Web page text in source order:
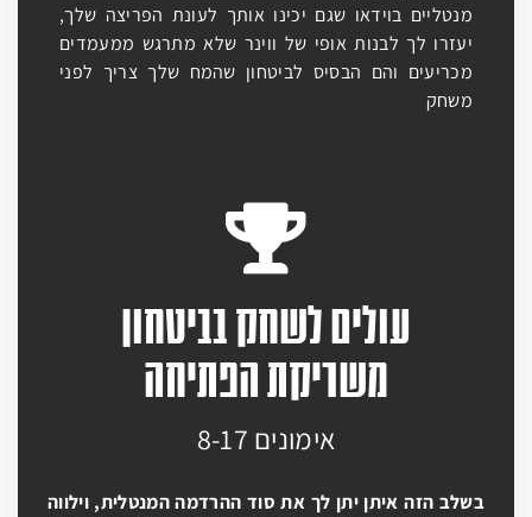
מנטליים בוידאו שגם יכינו אותך לעונת הפריצה שלך,
יעזרו לך לבנות אופי של ווינר שלא מתרגש ממעמדים
מכריעים והם הבסיס לביטחון שהמח שלך צריך לפני
משחק
עולים לשחק בביטחון
משריקת הפתיחה
אימונים 8-17
בשלב הזה איתן יתן לך את סוד ההרדמה המנטלית, וילווה